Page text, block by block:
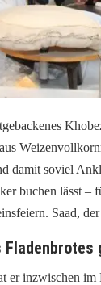
damit soviel
buchen lässt –
Saad,
Fladenbrotes
er inzwischen